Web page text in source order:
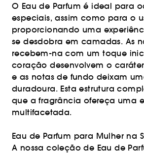
O Eau de Parfum é ideal para
especiais, assim como para o
proporcionando uma
se desdobra em camadas. As
recebem-na com um toque
coração desenvolvem o
e as notas de fundo deixam
duradoura. Esta estrutura
que a fragrância ofereça uma
multifacetada.
Eau de Parfum para Mulher na
A nossa coleção de Eau de